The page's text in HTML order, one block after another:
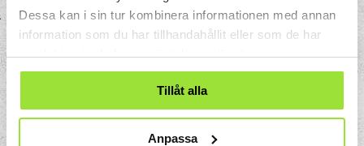
Dessa kan i sin tur kombinera informationen med annan
information som du har tillhandahållit eller som de har
samlat in när du har använt deras tjänster.
Tillåt alla
Anpassa
känna till. Du kan också ladda ner material
och ta del av vilka aktiviteter som passar
för just ert besök.
Mer om skolbesök på Tom Tits